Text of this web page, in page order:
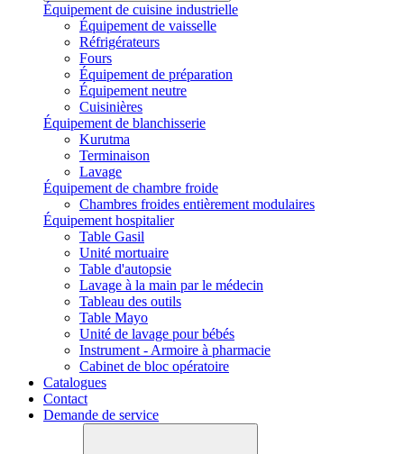
Équipement de cuisine industrielle
Équipement de vaisselle
Réfrigérateurs
Fours
Équipement de préparation
Équipement neutre
Cuisinières
Équipement de blanchisserie
Kurutma
Terminaison
Lavage
Équipement de chambre froide
Chambres froides entièrement modulaires
Équipement hospitalier
Table Gasil
Unité mortuaire
Table d'autopsie
Lavage à la main par le médecin
Tableau des outils
Table Mayo
Unité de lavage pour bébés
Instrument - Armoire à pharmacie
Cabinet de bloc opératoire
Catalogues
Contact
Demande de service